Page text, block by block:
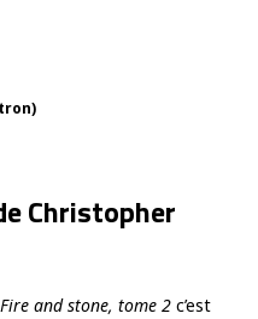
Christopher
and stone, tome 2 c’est